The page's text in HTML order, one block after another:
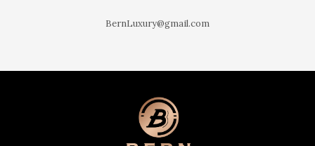
BernLuxury@gmail.com